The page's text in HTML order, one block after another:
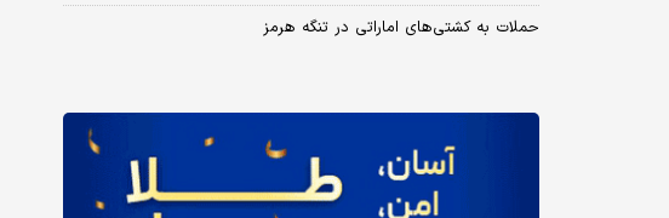
حملات به کشتی‌های اماراتی در تنگه هرمز